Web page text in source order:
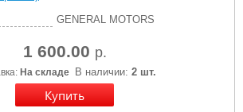
GENERAL MOTORS
1 600.00 р.
На складе В наличии: 2 шт.